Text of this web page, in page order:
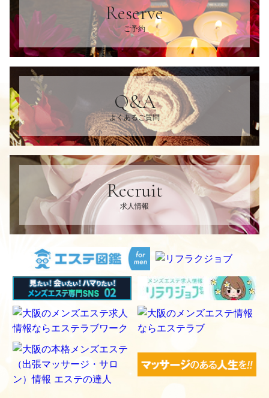
Reserve
ご予約
Q&A
よくあるご質問
Recruit
求人情報